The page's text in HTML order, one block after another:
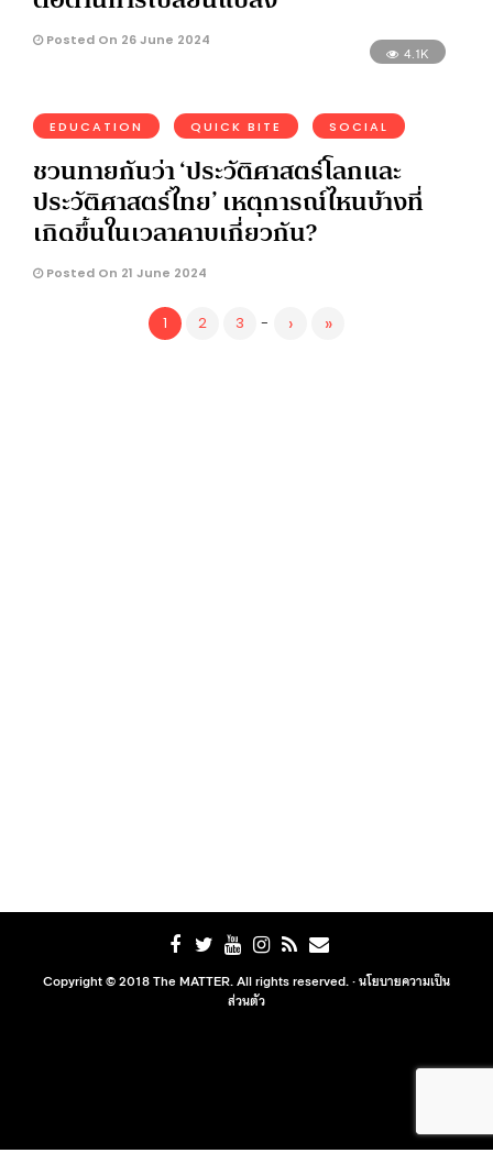
Posted On 26 June 2024
4.1K
EDUCATION QUICK BITE SOCIAL
ชวนทายกันว่า ‘ประวัติศาสตร์โลกและ
ประวัติศาสตร์ไทย’ เหตุการณ์ไหนบ้างที่
เกิดขึ้นในเวลาคาบเกี่ยวกัน?
Posted On 21 June 2024
1 2 3 - › »
Copyright © 2018 The MATTER. All rights reserved. ·นโยบายความเป็น
ส่วนตัว